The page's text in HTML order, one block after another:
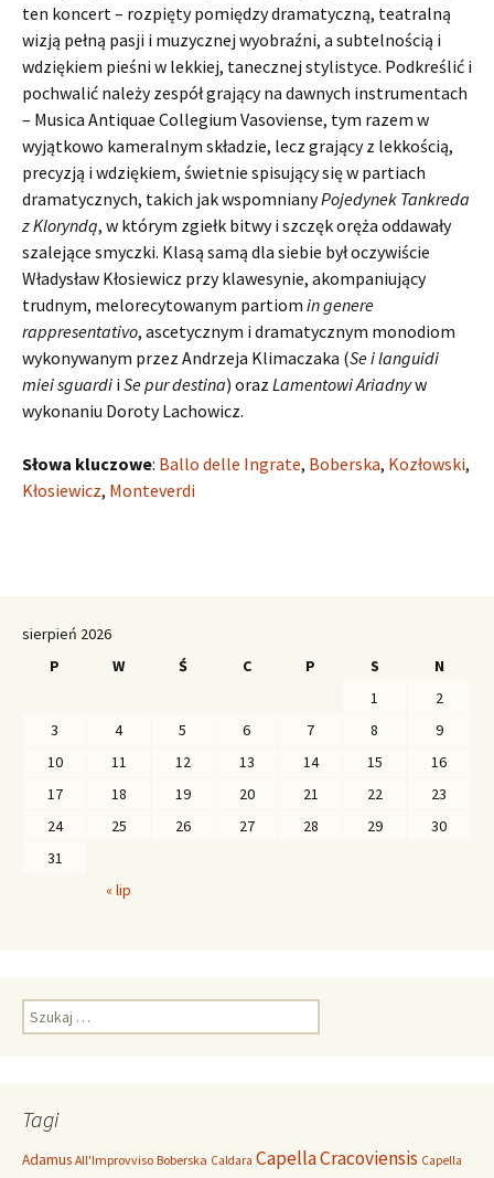
ten koncert – rozpięty pomiędzy dramatyczną, teatralną
wizją pełną pasji i muzycznej wyobraźni, a subtelnością i
wdziękiem pieśni w lekkiej, tanecznej stylistyce. Podkreślić i
pochwalić należy zespół grający na dawnych instrumentach
– Musica Antiquae Collegium Vasoviense, tym razem w
wyjątkowo kameralnym składzie, lecz grający z lekkością,
precyzją i wdziękiem, świetnie spisujący się w partiach
dramatycznych, takich jak wspomnianyPojedynek Tankreda
z Kloryndą, w którym zgiełk bitwy i szczęk oręża oddawały
szalejące smyczki. Klasą samą dla siebie był oczywiście
Władysław Kłosiewicz przy klawesynie, akompaniujący
trudnym, melorecytowanym partiom in genere
rappresentativo, ascetycznym i dramatycznym monodiom
wykonywanym przez Andrzeja Klimaczaka (Se i languidi
miei sguardi i Se pur destina) oraz Lamentowi Ariadnyw
wykonaniu Doroty Lachowicz.
Słowa kluczowe: Ballo delle Ingrate, Boberska, Kozłowski,
Kłosiewicz, Monteverdi
sierpień 2026
P
W Ś C P S N
« lip
1
2
3
4 5 6 7 8
9
10
11 12 13 14 15
16
17
18 19 20 21 22
23
24
25 26 27 28 29
30
31
z
Tagi
Adamus All'Improvviso Boberska Caldara Capella Cracoviensis Capella